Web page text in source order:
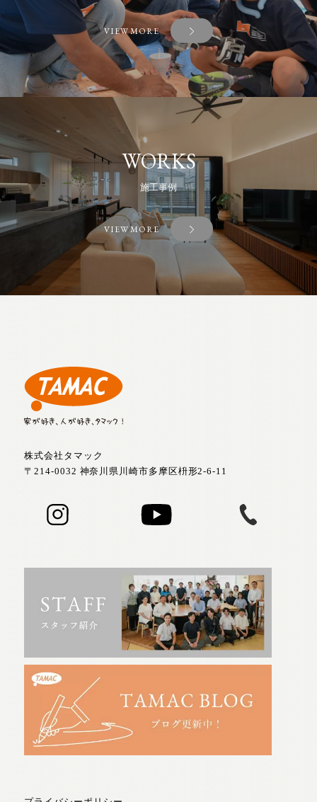
VIEW MORE
WORKS
施工事例
VIEW MORE
株式会社タマック
〒214-0032 神奈川県川崎市多摩区枡形2-6-11